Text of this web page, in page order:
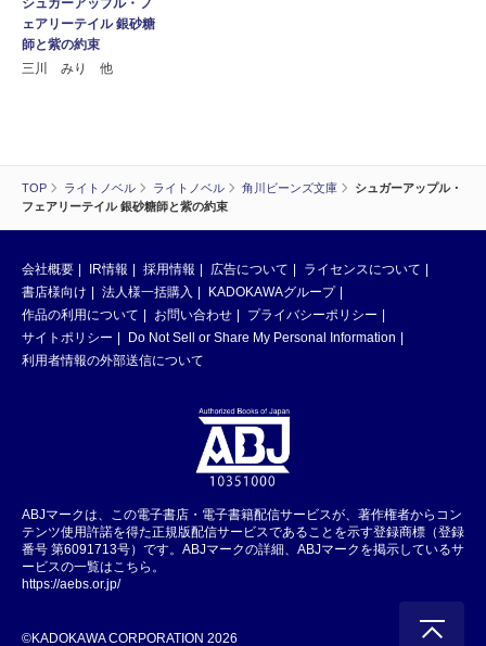
TOP ライトノベル ライトノベル 角川ビーンズ文庫
シュガーアップル・
フェアリーテイル 銀砂糖師と紫の約束
シュガーアップル・フ
ェアリーテイル 銀砂糖
師と紫の約束
三川 みり 他
会社概要 IR情報 採用情報 広告について
ライセンスについて
書店様向け
法人様一括購入
KADOKAWAグループ
作品の利用について
お問い合わせ
プライバシーポリシー
サイトポリシー
Do Not Sell or Share My Personal Information
利用者情報の外部送信について
ABJマークは、この電子書店・電子書籍配信サービスが、著作権者からコン
テンツ使用許諾を得た正規版配信サービスであることを示す登録商標（登録
番号 第6091713号）です。ABJマークの詳細、ABJマークを掲示しているサ
ービスの一覧はこちら。
https://aebs.or.jp/
©KADOKAWA CORPORATION 2026